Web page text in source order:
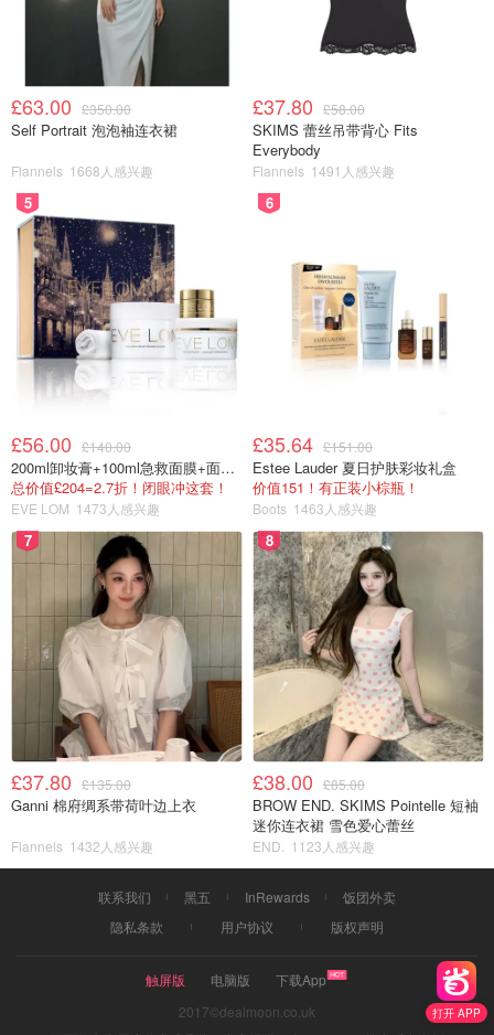
打开 APP
£63.00 £350.00
Self Portrait 泡泡袖连衣裙
Flannels 1668人感兴趣
£37.80 £58.00
SKIMS 蕾丝吊带背心 Fits
Everybody
Flannels 1491人感兴趣
5
£56.00 £140.00
200ml卸妆膏+100ml急救面膜+面霜+洁颜布
总价值£204=2.7折！闭眼冲这套！
EVE LOM 1473人感兴趣
6
£35.64 £151.00
Estee Lauder 夏日护肤彩妆礼盒
价值151！有正装小棕瓶！
Boots 1463人感兴趣
7
£37.80 £135.00
Ganni 棉府绸系带荷叶边上衣
Flannels 1432人感兴趣
8
£38.00 £85.00
BROW END. SKIMS Pointelle 短袖
迷你连衣裙 雪色爱心蕾丝
END. 1123人感兴趣
联系我们 黑五 InRewards
饭团外卖
隐私条款
用户协议 版权声明
触屏版 电脑版
下载App
2017©dealmoon.co.uk